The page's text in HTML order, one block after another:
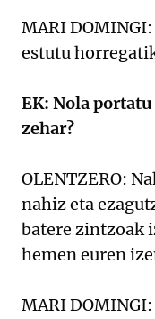
MARI
estutu
EK: Nola
zehar?
OLENTZERO:
nahiz eta
batere zintzoak
hemen euren
MARI